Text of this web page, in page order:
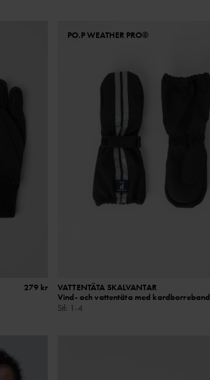
279 kr
PO.P WEATHER PRO®
VATTENTÄTA SKALVANTAR
Vind- och vattentäta med kardborreband
Stl: 1-4